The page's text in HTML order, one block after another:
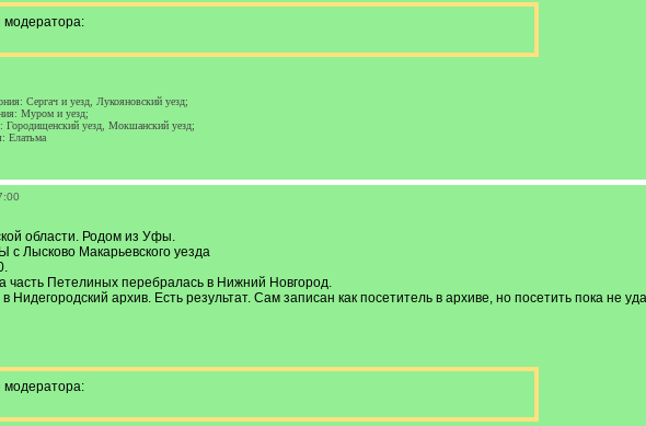
модератора:
Сергач и уезд, Лукояновский уезд;
Муром и уезд;
Городищенский уезд, Мокшанский уезд;
Елатьма
области. Родом из Уфы.
Лысково Макарьевского уезда
часть Петелиных перебралась в Нижний Новгород.
Нидегородский архив. Есть результат. Сам записан как посетитель в архиве, но посетить пока не
модератора: